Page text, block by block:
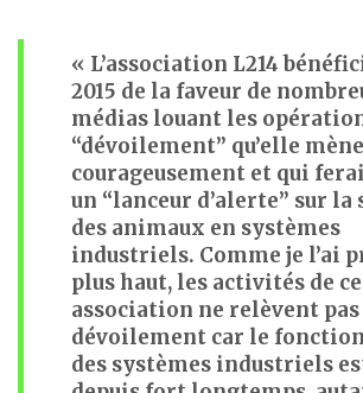
« L’association L214
2015 de la faveur de
médias louant les
“dévoilement” qu’elle
courageusement et qui
un “lanceur d’alerte” sur
des animaux en systèmes
industriels. Comme je l’ai
plus haut, les activités de
association ne relèvent pas
dévoilement car le
des systèmes industriels